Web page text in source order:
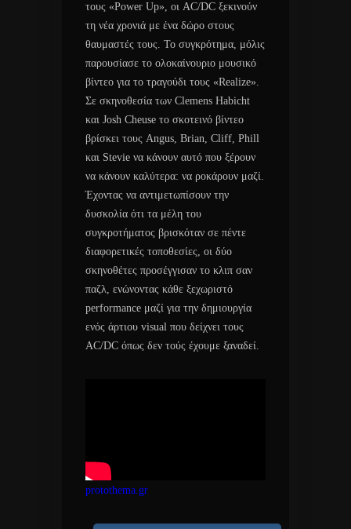
τους «Power Up», οι AC/DC ξεκινούν
τη νέα χρονιά με ένα δώρο στους
θαυμαστές τους. Το συγκρότημα, μόλις
παρουσίασε το ολοκαίνουριο μουσικό
βίντεο για το τραγούδι τους «Realize».
Σε σκηνοθεσία των Clemens Habicht
και Josh Cheuse το σκοτεινό βίντεο
βρίσκει τους Angus, Brian, Cliff, Phill
και Stevie να κάνουν αυτό που ξέρουν
να κάνουν καλύτερα: να ροκάρουν μαζί.
Έχοντας να αντιμετωπίσουν την
δυσκολία ότι τα μέλη του
συγκροτήματος βρισκόταν σε πέντε
διαφορετικές τοποθεσίες, οι δύο
σκηνοθέτες προσέγγισαν το κλιπ σαν
παζλ, ενώνοντας κάθε ξεχωριστό
performance μαζί για την δημιουργία
ενός άρτιου visual που δείχνει τους
AC/DC όπως δεν τούς έχουμε ξαναδεί.
protothema.gr